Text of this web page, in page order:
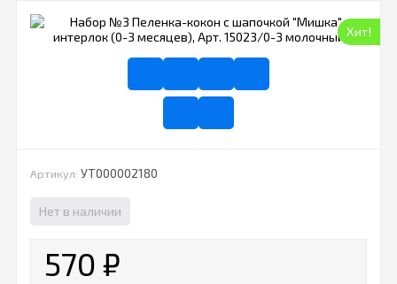
Хит!
Артикул: УТ000002180
Нет в наличии
570 ₽